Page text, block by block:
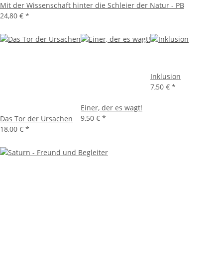
Mit der Wissenschaft hinter die Schleier der Natur - PB
24,80 € *
Das Tor der Ursachen
18,00 € *
Einer, der es wagt!
9,50 € *
Inklusion
7,50 € *